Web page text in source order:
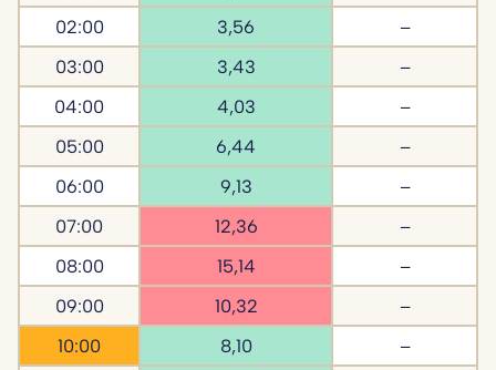
02:00
3,56
–
03:00
3,43
–
04:00
4,03
–
05:00
6,44
–
06:00
9,13
–
07:00
12,36
–
08:00
15,14
–
09:00
10,32
–
10:00
8,10
–